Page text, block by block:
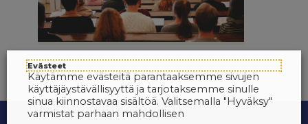
Evästeet
Käytämme evästeitä parantaaksemme sivujen
käyttäjäystävällisyyttä ja tarjotaksemme sinulle
sinua kiinnostavaa sisältöä. Valitsemalla "Hyväksy"
varmistat parhaan mahdollisen